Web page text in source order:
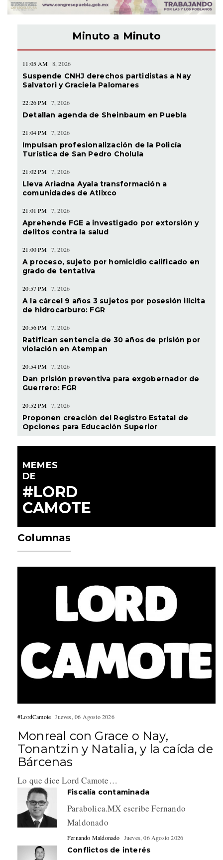
Minuto a Minuto
11:05 AM 8, 2026
Suspende CNHJ derechos partidistas a Nay
Salvatori y Graciela Palomares
22:26 PM 7, 2026
Detallan agenda de Sheinbaum en Puebla
21:04 PM 7, 2026
Impulsan profesionalización de la Policía
Turística de San Pedro Cholula
21:02 PM 7, 2026
Lleva Ariadna Ayala transformación a
comunidades de Atlixco
21:01 PM 7, 2026
Aprehende FGE a investigado por extorsión y
delitos contra la salud
21:00 PM 7, 2026
A proceso, sujeto por homicidio calificado en
grado de tentativa
20:57 PM 7, 2026
A la cárcel 9 años 3 sujetos por posesión ilícita
de hidrocarburo: FGR
20:56 PM 7, 2026
Ratifican sentencia de 30 años de prisión por
violación en Atempan
20:54 PM 7, 2026
Dan prisión preventiva para exgobernador de
Guerrero: FGR
20:52 PM 7, 2026
Proponen creación del Registro Estatal de
Opciones para Educación Superior
MEMES
DE
#LORD
CAMOTE
Columnas
#LordCamote Jueves, 06 Agosto 2026
Monreal con Grace o Nay,
Tonantzin y Natalia, y la caída de
Bárcenas
Lo que dice Lord Camote…
Fiscalía contaminada
Parabolica.MX escribe Fernando
Maldonado
Fernando Maldonado Jueves, 06 Agosto 2026
Conflictos de interés